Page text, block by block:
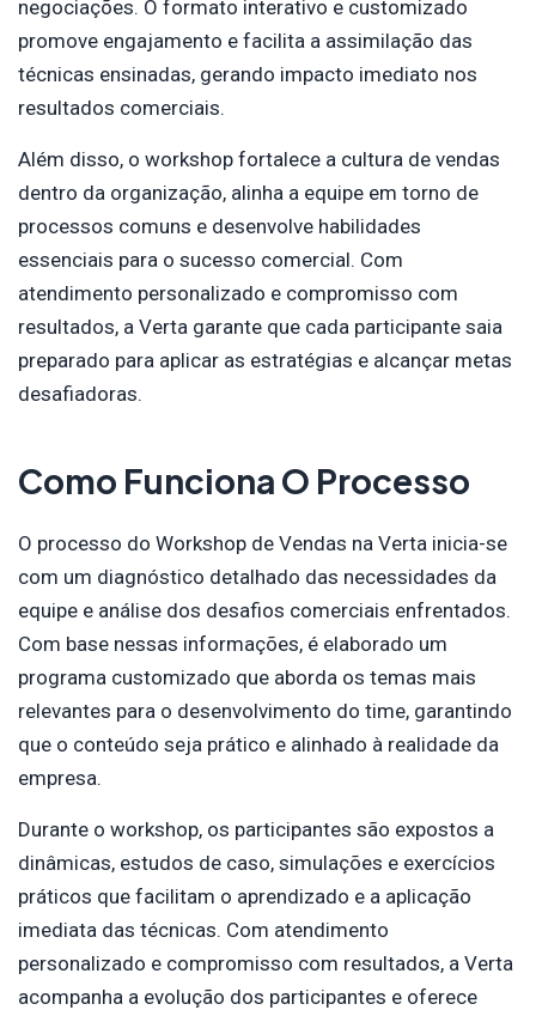
negociações. O formato interativo e customizado
promove engajamento e facilita a assimilação das
técnicas ensinadas, gerando impacto imediato nos
resultados comerciais.
Além disso, o workshop fortalece a cultura de vendas
dentro da organização, alinha a equipe em torno de
processos comuns e desenvolve habilidades
essenciais para o sucesso comercial. Com
atendimento personalizado e compromisso com
resultados, a Verta garante que cada participante saia
preparado para aplicar as estratégias e alcançar metas
desafiadoras.
Como Funciona O Processo
O processo do Workshop de Vendas na Verta inicia-se
com um diagnóstico detalhado das necessidades da
equipe e análise dos desafios comerciais enfrentados.
Com base nessas informações, é elaborado um
programa customizado que aborda os temas mais
relevantes para o desenvolvimento do time, garantindo
que o conteúdo seja prático e alinhado à realidade da
empresa.
Durante o workshop, os participantes são expostos a
dinâmicas, estudos de caso, simulações e exercícios
práticos que facilitam o aprendizado e a aplicação
imediata das técnicas. Com atendimento
personalizado e compromisso com resultados, a Verta
acompanha a evolução dos participantes e oferece